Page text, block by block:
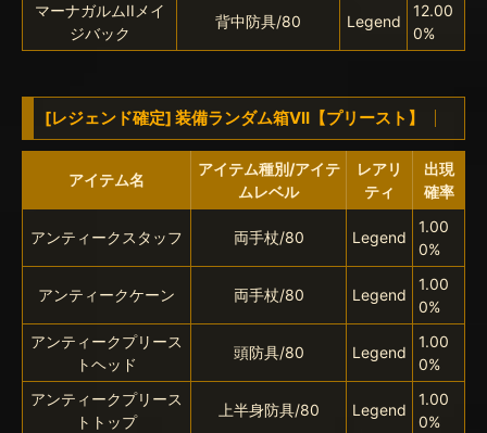
マーナガルムIIメイ
ジバック
背中防具/80 Legend
12.00
0%
[レジェンド確定] 装備ランダム箱VII【プリースト】
アイテム名
アイテム種別/アイテ
ムレベル
レアリ
ティ
出現
確率
アンティークスタッフ 両手杖/80 Legend
1.00
0%
アンティークケーン 両手杖/80 Legend
1.00
0%
アンティークプリース
トヘッド
頭防具/80 Legend
1.00
0%
アンティークプリース
トトップ
上半身防具/80 Legend
1.00
0%